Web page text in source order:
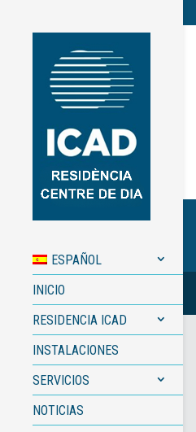
ESPAÑOL
INICIO
RESIDENCIA ICAD
INSTALACIONES
SERVICIOS
NOTICIAS